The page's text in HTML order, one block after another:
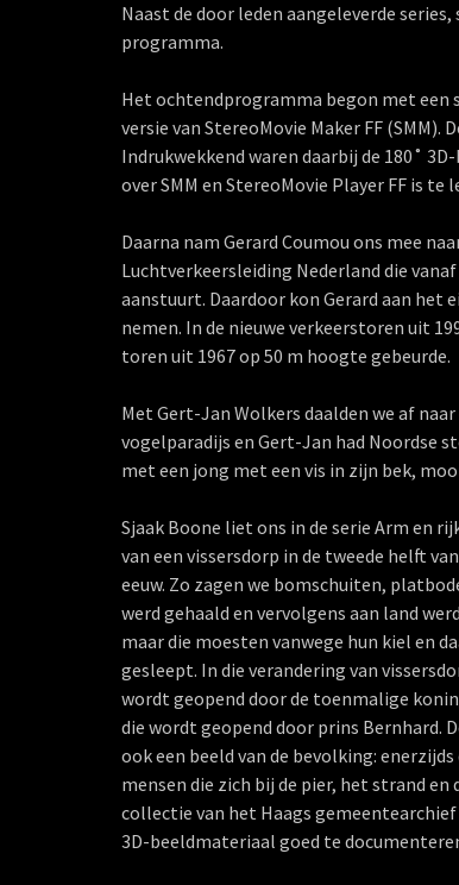
Naast de door leden aangeleverde
programma.
Het ochtendprogramma begon met een
versie van StereoMovie Maker FF
Indrukwekkend waren daarbij de 180˚
over SMM en StereoMovie Player FF is
Daarna nam Gerard Coumou ons mee
Luchtverkeersleiding Nederland die
aanstuurt. Daardoor kon Gerard aan het
nemen. In de nieuwe verkeerstoren uit
toren uit 1967 op 50 m hoogte gebeurde.
Met Gert-Jan Wolkers daalden we af
vogelparadijs en Gert-Jan had Noordse
met een jong met een vis in zijn bek,
Sjaak Boone liet ons in de serie Arm en
van een vissersdorp in de tweede helft van
eeuw. Zo zagen we bomschuiten,
werd gehaald en vervolgens aan land
maar die moesten vanwege hun kiel en
gesleept. In die verandering van
wordt geopend door de toenmalige
die wordt geopend door prins Bernhard.
ook een beeld van de bevolking:
mensen die zich bij de pier, het strand en
collectie van het Haags gemeentearchief
3D-beeldmateriaal goed te